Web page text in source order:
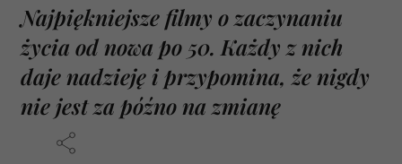
Najpiękniejsze filmy o zaczynaniu
życia od nowa po 50. Każdy z nich
daje nadzieję i przypomina, że nigdy
nie jest za późno na zmianę